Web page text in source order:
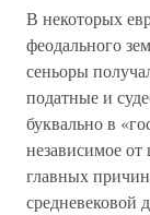
В некоторых
феодального
сеньоры
податные и
буквально в
независимое от
главных
средневековой